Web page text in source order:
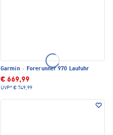
Garmin · Forerunner 970 Laufuhr
€ 669,99
UVP* € 749,99